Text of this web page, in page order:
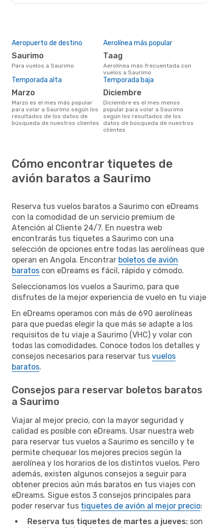
Aeropuerto de destino
Saurimo
Para vuelos a Saurimo
Aerolínea más popular
Taag
Aerolínea más frecuentada con
vuelos a Saurimo
Temporada alta
marzo
marzo es el mes más popular
para volar a Saurimo según los
resultados de los datos de
búsqueda de nuestros clientes
Temporada baja
diciembre
diciembre es el mes menos
popular para volar a Saurimo
según los resultados de los
datos de búsqueda de nuestros
clientes
Cómo encontrar tiquetes de
avión baratos a Saurimo
Reserva tus vuelos baratos a Saurimo con eDreams
con la comodidad de un servicio premium de
Atención al Cliente 24/7. En nuestra web
encontrarás tus tiquetes a Saurimo con una
selección de opciones entre todas las aerolíneas que
operan en Angola. Encontrar boletos de avión
baratos con eDreams es fácil, rápido y cómodo.
Seleccionamos los vuelos a Saurimo, para que
disfrutes de la mejor experiencia de vuelo en tu viaje
En eDreams operamos con más de 690 aerolíneas
para que puedas elegir la que más se adapte a los
requisitos de tu viaje a Saurimo (VHC) y volar con
todas las comodidades. Conoce todos los detalles y
consejos necesarios para reservar tus vuelos
baratos.
Consejos para reservar boletos baratos
a Saurimo
Viajar al mejor precio, con la mayor seguridad y
calidad es posible con eDreams. Usar nuestra web
para reservar tus vuelos a Saurimo es sencillo y te
permite chequear los mejores precios según la
aerolínea y los horarios de los distintos vuelos. Pero
además, existen algunos consejos a seguir para
obtener precios aún más baratos en tus viajes con
eDreams. Sigue estos 3 consejos principales para
poder reservar tus tiquetes de avión al mejor precio:
Reserva tus tiquetes de martes a jueves: son